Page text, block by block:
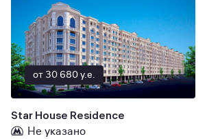
от 30 680 y.e.
Star House Residence
Не указано